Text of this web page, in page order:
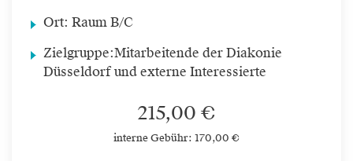
Ort: Raum B/C
Zielgruppe:Mitarbeitende der Diakonie
Düsseldorf und externe Interessierte
215,00 €
interne Gebühr: 170,00 €